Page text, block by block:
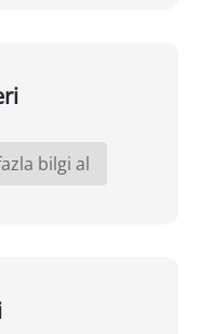
bilgi al